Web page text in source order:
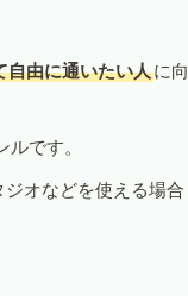
自由に通いたい人に向
です。
オなどを使える場合